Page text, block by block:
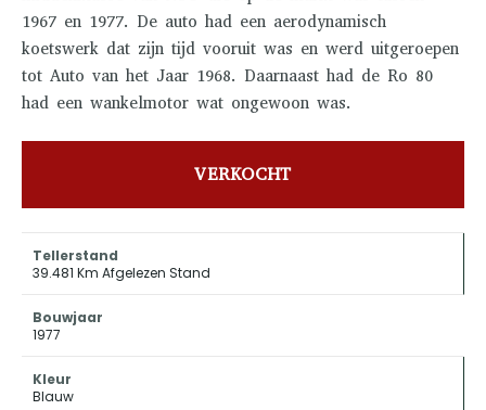
1967 en 1977. De auto had een aerodynamisch
koetswerk dat zijn tijd vooruit was en werd uitgeroepen
tot Auto van het Jaar 1968. Daarnaast had de Ro 80
had een wankelmotor wat ongewoon was.
VERKOCHT
Tellerstand
39.481 Km Afgelezen Stand
Bouwjaar
1977
Kleur
Blauw